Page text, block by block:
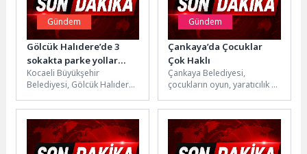
Gündem
Gölcük Halıdere’de 3
sokakta parke yollar
yenilendi
Kocaeli Büyükşehir
Belediyesi, Gölcük Halıdere
üstyapı çalışmalarıyla
vatandaşların günlük
yaşamını kolaylaştırmaya
devam ediyor....
Gündem
Çankaya’da Çocuklar
Çok Haklı
Çankaya Belediyesi,
çocukların oyun, yaratıcılık ve
desteklemek amacıyla yaz
boyunca farklı parklarda...